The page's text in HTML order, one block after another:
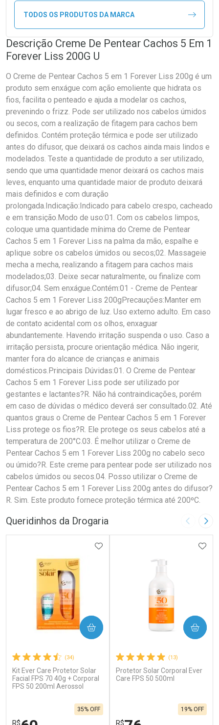
TODOS OS PRODUTOS DA MARCA
Descrição Creme De Pentear Cachos 5 Em 1
Forever Liss 200G U
O Creme de Pentear Cachos 5 em 1 Forever Liss 200g é um
produto sem enxágue com ação emoliente que hidrata os
fios, facilita o penteado e ajuda a modelar os cachos,
prevenindo o frizz. Pode ser utilizado nos cabelos úmidos
ou secos, com a realização de fitagem para cachos bem
definidos. Contém proteção térmica e pode ser utilizado
antes do difusor, que deixará os cachos ainda mais lindos e
modelados. Teste a quantidade de produto a ser utilizado,
sendo que uma quantidade menor deixará os cachos mais
leves, enquanto uma quantidade maior de produto deixará
mais definidos e com duração
prolongada.Indicação:Indicado para cabelo crespo, cacheado
e em transição.Modo de uso:01. Com os cabelos limpos,
coloque uma quantidade mínima do Creme de Pentear
Cachos 5 em 1 Forever Liss na palma da mão, espalhe e
aplique sobre os cabelos úmidos ou secos;02. Massageie
mecha a mecha, realizando a fitagem para cachos mais
modelados;03. Deixe secar naturalmente, ou finalize com
difusor;04. Sem enxágue.Contém:01 - Creme de Pentear
Cachos 5 em 1 Forever Liss 200gPrecauções:Manter em
lugar fresco e ao abrigo de luz. Uso externo adulto. Em caso
de contato acidental com os olhos, enxaguar
abundantemente. Havendo irritação suspenda o uso. Caso a
irritação persista, procure orientação médica. Não ingerir,
manter fora do alcance de crianças e animais
domésticos.Principais Dúvidas:01. O Creme de Pentear
Cachos 5 em 1 Forever Liss pode ser utilizado por
gestantes e lactantes?R. Não há contraindicações, porém
em caso de dúvidas o médico deverá ser consultado.02. Até
quantos graus o Creme de Pentear Cachos 5 em 1 Forever
Liss protege os fios?R. Ele protege os seus cabelos até a
temperatura de 200°C.03. É melhor utilizar o Creme de
Pentear Cachos 5 em 1 Forever Liss 200g no cabelo seco
ou úmido?R. Este creme para pentear pode ser utilizado nos
cabelos úmidos ou secos.04. Posso utilizar o Creme de
Pentear Cachos 5 em 1 Forever Liss 200g antes do difusor?
R. Sim. Este produto fornece proteção térmica até 200ºC.
Queridinhos da Drogaria Imagem
(34)
Kit Ever Care Protetor Solar
Facial FPS 70 40g + Corporal
FPS 50 200ml Aerossol
R$
35% OFF
ADICIONAR AOS FAVORITOS
COMPRAR
(13)
Protetor Solar Corporal Ever
Care FPS 50 500ml
R$
19% OFF
COMPRAR